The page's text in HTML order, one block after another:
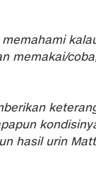
memakai/
hasil urin